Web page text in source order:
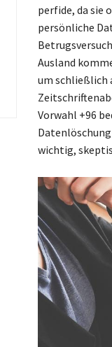
perfide, da sie
persönliche
Ausland
um schließlich
Vorwahl +96
wichtig,